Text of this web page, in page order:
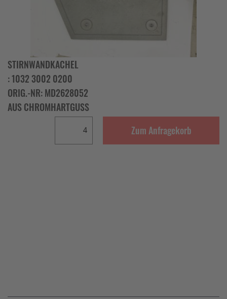
STIRNWANDKACHEL
: 1032 3002 0200
ORIG.-NR: MD2628052
AUS CHROMHARTGUSS
Zum Anfragekorb